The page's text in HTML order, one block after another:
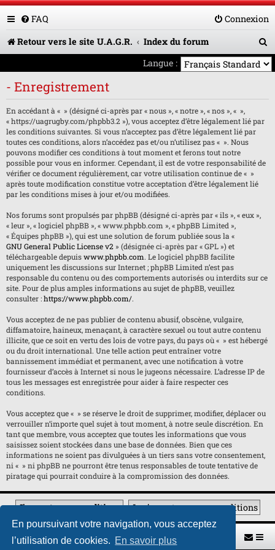
En poursuivant votre navigation, vous acceptez
l’utilisation de cookies. En savoir plus
FAQ
Connexion
Retour vers le site U.A.G.R.
Index du forum
e
h
Langue :
- Enregistrement
En accédant à « » (désigné ci-après par « nous », « notre », « nos », « »,
« https://uagrugby.com/phpbb3.2 »), vous acceptez d’être légalement lié par
les conditions suivantes. Si vous n’acceptez pas d’être légalement lié par
toutes ces conditions, alors n’accédez pas et/ou n’utilisez pas « ». Nous
pouvons modifier ces conditions à tout moment et ferons tout notre
possible pour vous en informer. Cependant, il est de votre responsabilité de
vérifier ce document régulièrement, car votre utilisation continue de « »
après toute modification constitue votre acceptation d’être légalement lié
par les conditions mises à jour et/ou modifiées.
Nos forums sont propulsés par phpBB (désigné ci-après par « ils », « eux »,
« leur », « logiciel phpBB », « www.phpbb.com », « phpBB Limited »,
« Équipes phpBB »), qui est une solution de forum publiée sous la «
GNU General Public License v2 » (désignée ci-après par « GPL ») et
téléchargeable depuiswww.phpbb.com. Le logiciel phpBB facilite
uniquement les discussions sur Internet ; phpBB Limited n’est pas
responsable du contenu ou des comportements autorisés ou interdits sur ce
site. Pour de plus amples informations au sujet de phpBB, veuillez
consulter :https://www.phpbb.com/.
Vous acceptez de ne pas publier de contenu abusif, obscène, vulgaire,
diffamatoire, haineux, menaçant, à caractère sexuel ou tout autre contenu
illicite, que ce soit en vertu des lois de votre pays, du pays où « » est hébergé
ou du droit international. Une telle action peut entraîner votre
bannissement immédiat et permanent, avec une notification à votre
fournisseur d’accès à Internet si nous le jugeons nécessaire. L’adresse IP de
tous les messages est enregistrée pour aider à faire respecter ces
conditions.
Vous acceptez que « » se réserve le droit de supprimer, modifier, déplacer ou
verrouiller n’importe quel sujet à tout moment, à notre seule discrétion. En
tant que membre, vous acceptez que toutes les informations que vous
saisissez soient stockées dans une base de données. Bien que ces
informations ne soient pas divulguées à un tiers sans votre consentement,
ni « » ni phpBB ne pourront être tenus responsables de toute tentative de
piratage qui pourrait conduire à la compromission des données.
Retour vers le site U.A.G.R. Index du forum